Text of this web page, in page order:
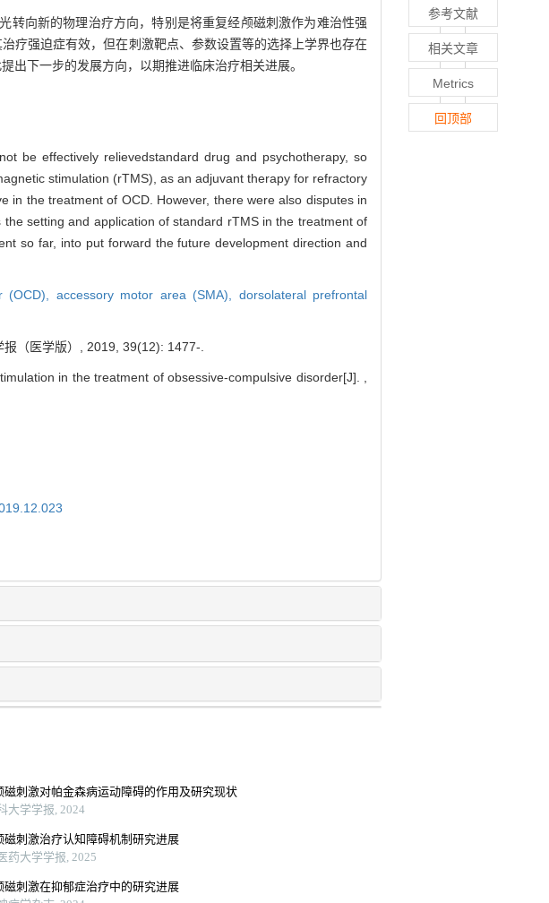
转向新的物理治疗方向，特别是将重复经颅磁刺激作为难治性强
疗强迫症有效，但在刺激靶点、参数设置等的选择上学界也存在
出下一步的发展方向，以期推进临床治疗相关进展。
be effectively relievedstandard drug and psychotherapy, so
stimulation (rTMS), as an adjuvant therapy for refractory
in the treatment of OCD. However, there were also disputes in
setting and application of standard rTMS in the treatment of
so far, into put forward the future development direction and
(OCD), accessory motor area (SMA), dorsolateral prefrontal
（医学版）, 2019, 39(12): 1477-.
in the treatment of obsessive-compulsive disorder[J]. ,
磁刺激对帕金森病运动障碍的作用及研究现状
大学学报, 2024
磁刺激治疗认知障碍机制研究进展
药大学学报, 2025
磁刺激在抑郁症治疗中的研究进展
参考文献
相关文章
Metrics
回顶部